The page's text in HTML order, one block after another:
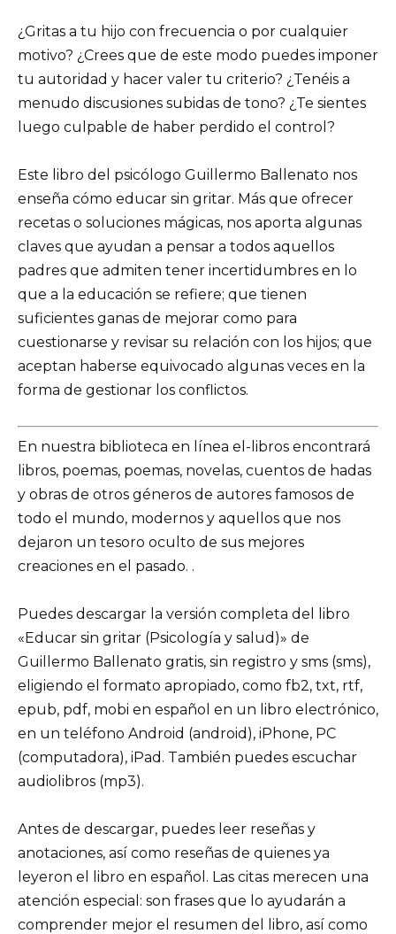
¿Gritas a tu hijo con frecuencia o por cualquier
motivo? ¿Crees que de este modo puedes imponer
tu autoridad y hacer valer tu criterio? ¿Tenéis a
menudo discusiones subidas de tono? ¿Te sientes
luego culpable de haber perdido el control?
Este libro del psicólogo Guillermo Ballenato nos
enseña cómo educar sin gritar. Más que ofrecer
recetas o soluciones mágicas, nos aporta algunas
claves que ayudan a pensar a todos aquellos
padres que admiten tener incertidumbres en lo
que a la educación se refiere; que tienen
suficientes ganas de mejorar como para
cuestionarse y revisar su relación con los hijos; que
aceptan haberse equivocado algunas veces en la
forma de gestionar los conflictos.
En nuestra biblioteca en línea el-libros encontrará
libros, poemas, poemas, novelas, cuentos de hadas
y obras de otros géneros de autores famosos de
todo el mundo, modernos y aquellos que nos
dejaron un tesoro oculto de sus mejores
creaciones en el pasado. .
Puedes descargar la versión completa del libro
«Educar sin gritar (Psicología y salud)» de
Guillermo Ballenato gratis, sin registro y sms (sms),
eligiendo el formato apropiado, como fb2, txt, rtf,
epub, pdf, mobi en español en un libro electrónico,
en un teléfono Android (android), iPhone, PC
(computadora), iPad. También puedes escuchar
audiolibros (mp3).
Antes de descargar, puedes leer reseñas y
anotaciones, así como reseñas de quienes ya
leyeron el libro en español. Las citas merecen una
atención especial: son frases que lo ayudarán a
comprender mejor el resumen del libro, así como